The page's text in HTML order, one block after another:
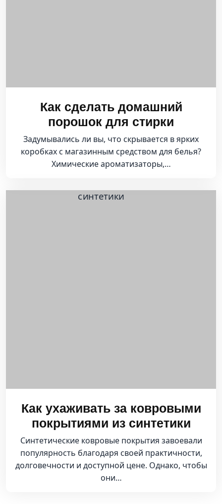
Как сделать домашний
порошок для стирки
Задумывались ли вы, что скрывается в ярких
коробках с магазинным средством для белья?
Химические ароматизаторы,…
Как ухаживать за ковровыми
покрытиями из синтетики
Синтетические ковровые покрытия завоевали
популярность благодаря своей практичности,
долговечности и доступной цене. Однако, чтобы
они…